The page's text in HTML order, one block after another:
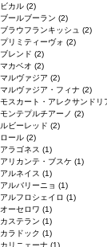
ビカル (2)
ブールブーラン (2)
ブラウフランキッシュ (2)
プリミティーヴォ (2)
ブレンド (2)
マカベオ (2)
マルヴァジア (2)
マルヴァジア・フィナ (2)
モスカート・アレクサンドリ
モンテプルチアーノ (2)
ルビーレッド (2)
ロール (2)
アラゴネス (1)
アリカンテ・ブスケ (1)
アルネイス (1)
アルバリーニョ (1)
アルフロシェイロ (1)
オーセロワ (1)
カステラン (1)
カラドック (1)
カリニェーナ (1)